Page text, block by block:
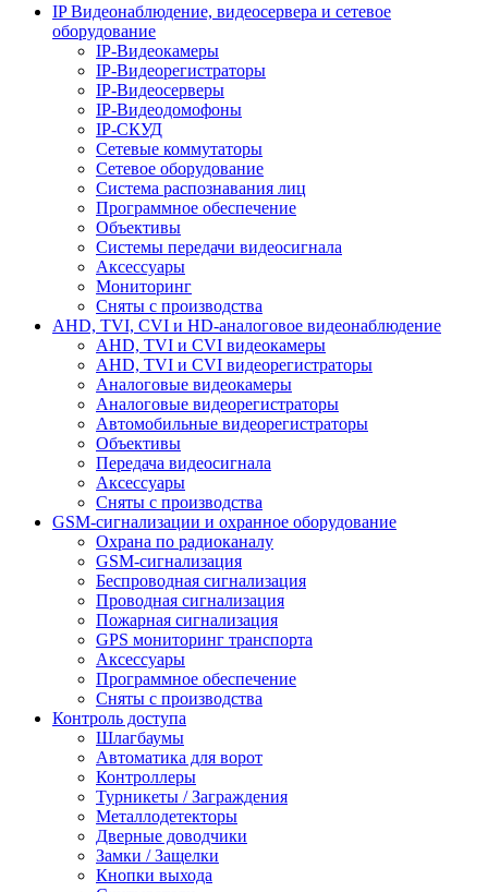
IP Видеонаблюдение, видеосервера и сетевое
оборудование
IP-Видеокамеры
IP-Видеорегистраторы
IP-Видеосерверы
IP-Видеодомофоны
IP-СКУД
Сетевые коммутаторы
Сетевое оборудование
Система распознавания лиц
Программное обеспечение
Объективы
Системы передачи видеосигнала
Аксессуары
Мониторинг
Сняты с производства
AHD, TVI, CVI и HD-аналоговое видеонаблюдение
AHD, TVI и CVI видеокамеры
AHD, TVI и CVI видеорегистраторы
Аналоговые видеокамеры
Аналоговые видеорегистраторы
Автомобильные видеорегистраторы
Объективы
Передача видеосигнала
Аксессуары
Сняты с производства
GSM-сигнализации и охранное оборудование
Охрана по радиоканалу
GSM-сигнализация
Беспроводная сигнализация
Проводная сигнализация
Пожарная сигнализация
GPS мониторинг транспорта
Аксессуары
Программное обеспечение
Сняты с производства
Контроль доступа
Шлагбаумы
Автоматика для ворот
Контроллеры
Турникеты / Заграждения
Металлодетекторы
Дверные доводчики
Замки / Защелки
Кнопки выхода